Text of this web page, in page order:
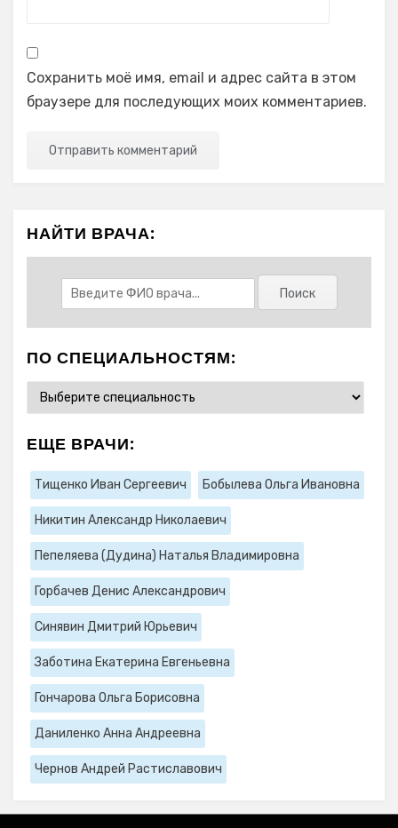
Сохранить моё имя, email и адрес сайта в этом
браузере для последующих моих комментариев.
НАЙТИ ВРАЧА:
ПО СПЕЦИАЛЬНОСТЯМ:
ЕЩЕ ВРАЧИ:
Тищенко Иван Сергеевич Бобылева Ольга Ивановна
Никитин Александр Николаевич
Пепеляева (Дудина) Наталья Владимировна
Горбачев Денис Александрович
Синявин Дмитрий Юрьевич
Заботина Екатерина Евгеньевна
Гончарова Ольга Борисовна
Даниленко Анна Андреевна
Чернов Андрей Растиславович